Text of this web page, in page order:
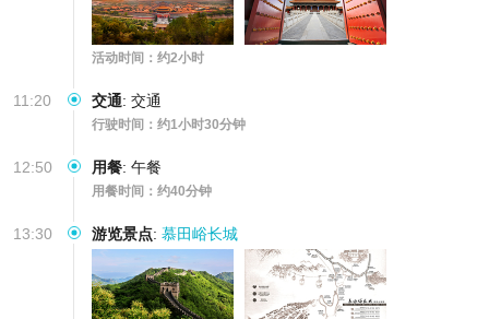
活动时间：约2小时
11:20 交通: 交通
行驶时间：约1小时30分钟
12:50 用餐: 午餐
用餐时间：约40分钟
13:30 游览景点: 慕田峪长城